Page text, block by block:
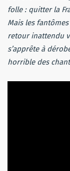
folle : quitter la
Mais les
retour inattendu
s’apprête à
horrible des